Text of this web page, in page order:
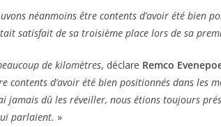
néanmoins être contents d’avoir été bien
satisfait de sa troisième place lors de sa
de kilomètres, déclare Remco
contents d’avoir été bien positionnés dans les
jamais dû les réveiller, nous étions toujours
parlaient. »